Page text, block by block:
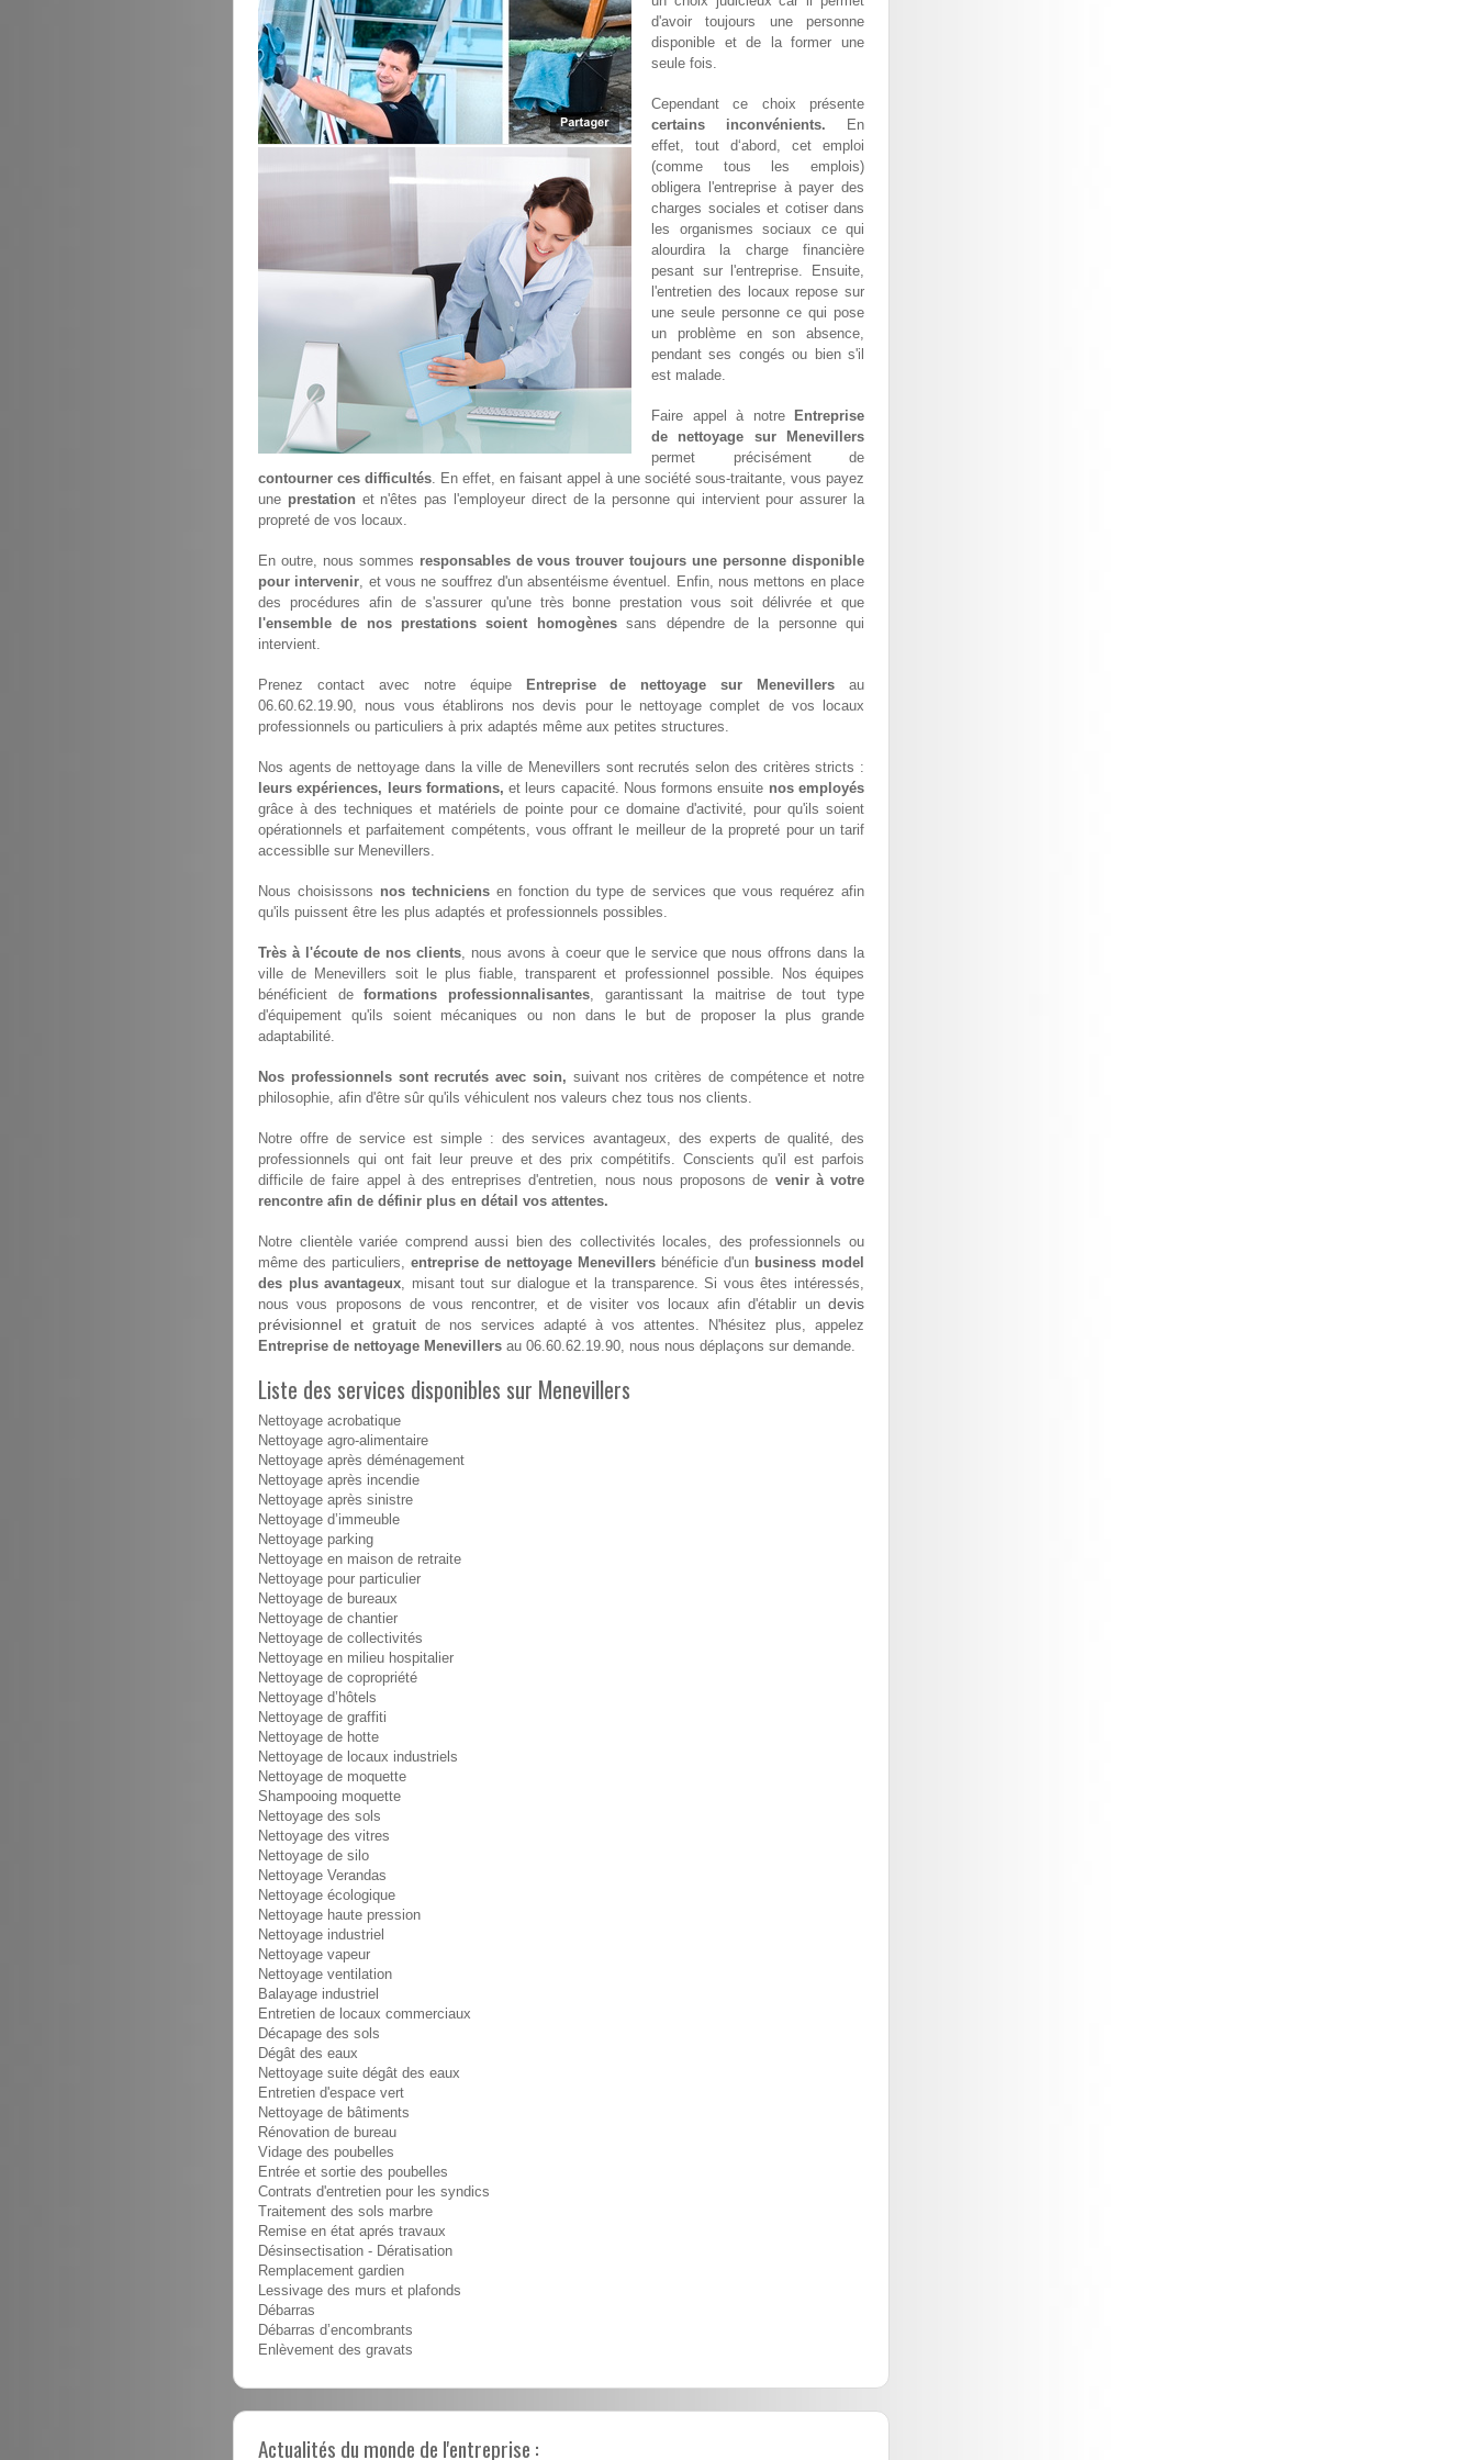
d'avoir toujours une personne
disponible et de la former une
seule fois.
Cependant ce choix présente
certains inconvénients. En
effet, tout d‘abord, cet emploi
(comme tous les emplois)
obligera l'entreprise à payer des
charges sociales et cotiser dans
les organismes sociaux ce qui
alourdira la charge financière
pesant sur l'entreprise. Ensuite,
l'entretien des locaux repose sur
une seule personne ce qui pose
un problème en son absence,
pendant ses congés ou bien s'il
est malade.
Faire appel à notre
Entreprise
de nettoyage sur Menevillers
permet précisément de
contourner ces difficultés. En effet, en faisant appel à une société sous-traitante, vous payez
une prestation et n'êtes pas l'employeur direct de la personne qui intervient pour assurer la
propreté de vos locaux.
En outre, nous sommes responsables de vous trouver toujours une personne disponible
pour intervenir, et vous ne souffrez d'un absentéisme éventuel. Enfin, nous mettons en place
des procédures afin de s'assurer qu'une très bonne prestation vous soit délivrée et que
l'ensemble de nos prestations soient homogènessans dépendre de la personne qui
intervient.
Prenez contact avec notre équipe Entreprise de nettoyage sur Menevillers au
06.60.62.19.90, nous vous établirons nos devis pour le nettoyage complet de vos locaux
professionnels ou particuliers à prix adaptés même aux petites structures.
Nos agents de nettoyage dans la ville de Menevillers sont recrutés selon des critères stricts :
leurs expériences, leurs formations, et leurs capacité. Nous formons ensuite nos employés
grâce à des techniques et matériels de pointe pour ce domaine d'activité, pour qu'ils soient
opérationnels et parfaitement compétents, vous offrant le meilleur de la propreté pour un tarif
accessiblle sur Menevillers.
Nous choisissons nos techniciensen fonction du type de services que vous requérez afin
qu'ils puissent être les plus adaptés et professionnels possibles.
Très à l'écoute de nos clients, nous avons à coeur que le service que nous offrons dans la
ville de Menevillers soit le plus fiable, transparent et professionnel possible. Nos équipes
bénéficient deformations professionnalisantes, garantissant la maitrise de tout type
d'équipement qu'ils soient mécaniques ou non dans le but de proposer la plus grande
adaptabilité.
Nos professionnels sont recrutés avec soin, suivant nos critères de compétence et notre
philosophie, afin d'être sûr qu'ils véhiculent nos valeurs chez tous nos clients.
Notre offre de service est simple : des services avantageux, des experts de qualité, des
professionnels qui ont fait leur preuve et des prix compétitifs. Conscients qu'il est parfois
difficile de faire appel à des entreprises d'entretien, nous nous proposons de venir à votre
rencontre afin de définir plus en détail vos attentes.
Notre clientèle variée comprend aussi bien des collectivités locales, des professionnels ou
même des particuliers, entreprise de nettoyage Menevillers bénéficie d'un business model
des plus avantageux, misant tout sur dialogue et la transparence. Si vous êtes intéressés,
nous vous proposons de vous rencontrer, et de visiter vos locaux afin d'établir un devis
prévisionnel et gratuit de nos services adapté à vos attentes. N'hésitez plus, appelez
Entreprise de nettoyage Menevillers au 06.60.62.19.90, nous nous déplaçons sur demande.
Liste des services disponibles sur Menevillers
Nettoyage acrobatique
Nettoyage agro-alimentaire
Nettoyage après déménagement
Nettoyage après incendie
Nettoyage après sinistre
Nettoyage d’immeuble
Nettoyage parking
Nettoyage en maison de retraite
Nettoyage pour particulier
Nettoyage de bureaux
Nettoyage de chantier
Nettoyage de collectivités
Nettoyage en milieu hospitalier
Nettoyage de copropriété
Nettoyage d’hôtels
Nettoyage de graffiti
Nettoyage de hotte
Nettoyage de locaux industriels
Nettoyage de moquette
Shampooing moquette
Nettoyage des sols
Nettoyage des vitres
Nettoyage de silo
Nettoyage Verandas
Nettoyage écologique
Nettoyage haute pression
Nettoyage industriel
Nettoyage vapeur
Nettoyage ventilation
Balayage industriel
Entretien de locaux commerciaux
Décapage des sols
Dégât des eaux
Nettoyage suite dégât des eaux
Entretien d'espace vert
Nettoyage de bâtiments
Rénovation de bureau
Vidage des poubelles
Entrée et sortie des poubelles
Contrats d'entretien pour les syndics
Traitement des sols marbre
Remise en état aprés travaux
Désinsectisation - Dératisation
Remplacement gardien
Lessivage des murs et plafonds
Débarras
Débarras d’encombrants
Enlèvement des gravats
Actualités du monde de l'entreprise :